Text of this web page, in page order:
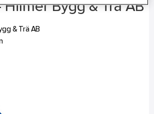
Hilmer Bygg & Trä AB
& Trä AB